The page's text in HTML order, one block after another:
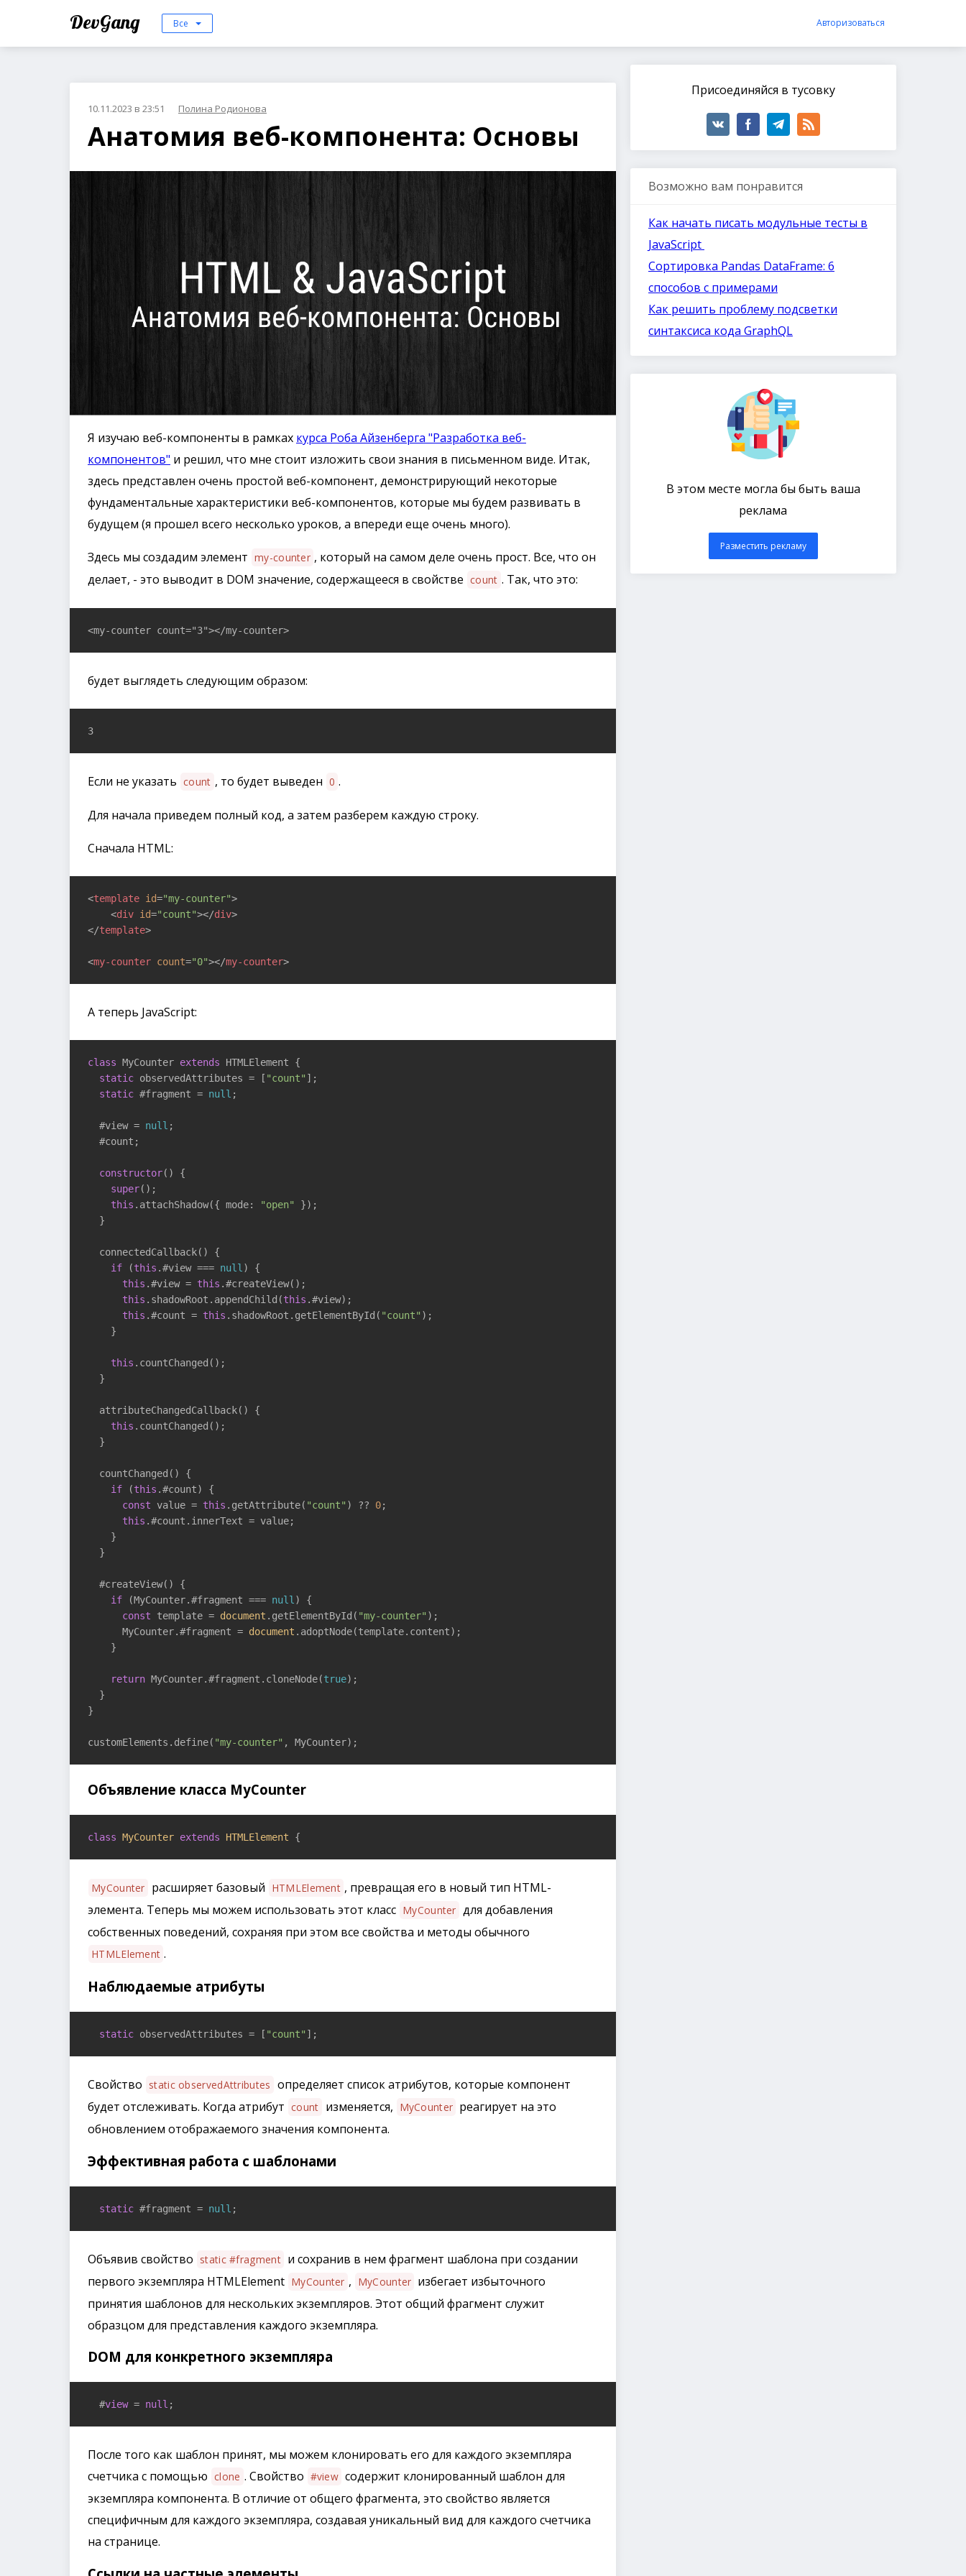
DevGang Все Авторизоваться
10.11.2023 в 23:51 Полина Родионова
Анатомия веб-компонента: Основы
Я изучаю веб-компоненты в рамках курса Роба Айзенберга "Разработка веб-
компонентов" и решил, что мне стоит изложить свои знания в письменном виде. Итак,
здесь представлен очень простой веб-компонент, демонстрирующий некоторые
фундаментальные характеристики веб-компонентов, которые мы будем развивать в
будущем (я прошел всего несколько уроков, а впереди еще очень много).
Здесь мы создадим элемент my-counter , который на самом деле очень прост. Все, что он
делает, - это выводит в DOM значение, содержащееся в свойстве count . Так, что это:
<my-counter count="3"></my-counter>
будет выглядеть следующим образом:
3
Если не указать count , то будет выведен 0 .
Для начала приведем полный код, а затем разберем каждую строку.
Сначала HTML:
<template id="my-counter">
<div id="count"></div>
</template>
<my-counter count="0"></my-counter>
А теперь JavaScript:
class MyCounter extends HTMLElement {
static observedAttributes = [ "count" ];
static #fragment = null ;
  #view =
null ;
  #count;
constructor( ) {
super();
this .attachShadow({ mode: "open"
});
  }
  connectedCallback() {
if (this .#view === null ) {
this .#view = this .#createView();
this .shadowRoot.appendChild(this .#view);
this .#count = this .shadowRoot.getElementById( "count" );
    }
this .countChanged();
  }
  attributeChangedCallback() {
this .countChanged();
  }
  countChanged() {
if (this .#count) {
const value = this .getAttribute( "count" ) ?? 0;
this .#count.innerText = value;
    }
  }
  #createView() {
if (MyCounter.#fragment === null ) {
const template = document .getElementById( "my-counter" );
      MyCounter.#fragment =
document .adoptNode(template.content);
    }
return MyCounter.#fragment.cloneNode(true);
  }
}
customElements.define( "my-counter" , MyCounter);
Объявление класса MyCounter
class MyCounter extends HTMLElement {
MyCounter расширяет базовый HTMLElement , превращая его в новый тип HTML-
элемента. Теперь мы можем использовать этот класс MyCounter для добавления
собственных поведений, сохраняя при этом все свойства и методы обычного
HTMLElement .
Наблюдаемые атрибуты
static observedAttributes = [ "count" ];
Свойство static observedAttributes определяет список атрибутов, которые компонент
будет отслеживать. Когда атрибут count изменяется, MyCounter реагирует на это
обновлением отображаемого значения компонента.
Эффективная работа с шаблонами
static #fragment = null ;
Объявив свойство static #fragment и сохранив в нем фрагмент шаблона при создании
первого экземпляра HTMLElement MyCounter , MyCounter избегает избыточного
принятия шаблонов для нескольких экземпляров. Этот общий фрагмент служит
образцом для представления каждого экземпляра.
DOM для конкретного экземпляра
  #
view = null ;
После того как шаблон принят, мы можем клонировать его для каждого экземпляра
счетчика с помощью clone . Свойство #view содержит клонированный шаблон для
экземпляра компонента. В отличие от общего фрагмента, это свойство является
специфичным для каждого экземпляра, создавая уникальный вид для каждого счетчика
на странице.
Присоединяйся в тусовку
Возможно вам понравится
Как начать писать модульные тесты в
JavaScript
Сортировка Pandas DataFrame: 6
способов с примерами
Как решить проблему подсветки
синтаксиса кода GraphQL
В этом месте могла бы быть ваша
реклама
Разместить рекламу